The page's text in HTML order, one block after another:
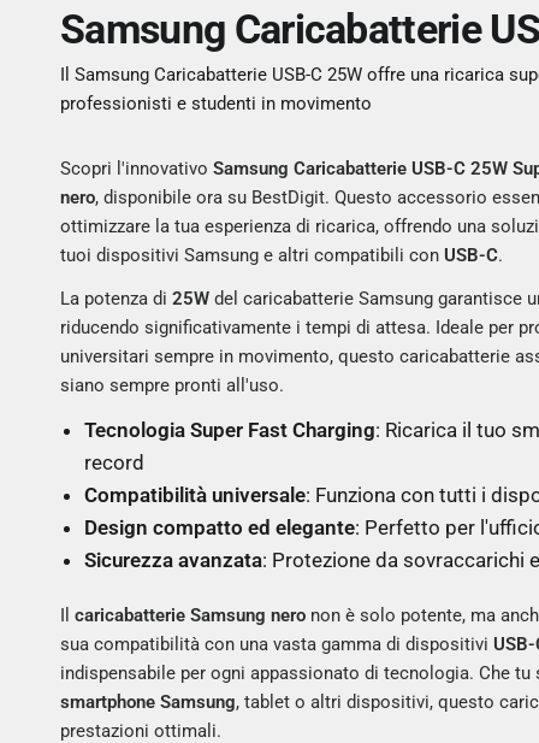
Samsung Caricabatterie
Il Samsung Caricabatterie USB-C 25W offre una ricarica
professionisti e studenti in movimento
Scopri l'innovativoSamsung Caricabatterie USB-C 25W
nero, disponibile ora su BestDigit. Questo accessorio
ottimizzare la tua esperienza di ricarica, offrendo una
tuoi dispositivi Samsung e altri compatibili con USB-C.
La potenza di25W del caricabatterie Samsung garantisce
riducendo significativamente i tempi di attesa. Ideale per
universitari sempre in movimento, questo caricabatterie
siano sempre pronti all'uso.
Tecnologia Super Fast Charging: Ricarica il tuo
record
Compatibilità universale: Funziona con tutti i
Design compatto ed elegante: Perfetto per
Sicurezza avanzata: Protezione da sovraccarichi
Ilcaricabatterie Samsung nero non è solo potente, ma
sua compatibilità con una vasta gamma di dispositivi USB-
indispensabile per ogni appassionato di tecnologia. Che
smartphone Samsung, tablet o altri dispositivi, questo
prestazioni ottimali.